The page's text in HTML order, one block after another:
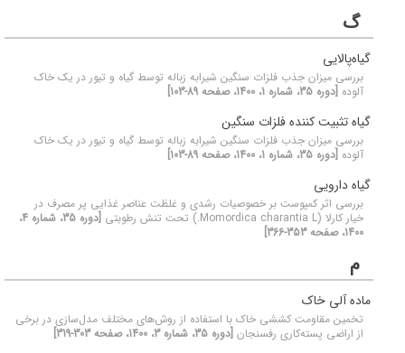
گ
گیاه‌پالایی
بررسی میزان جذب فلزات سنگین شیرابه زباله توسط گیاه و تیور در یک خاک
آلوده [دوره 35، شماره 1، 1400، صفحه 89-103]
گیاه تثبیت کننده فلزات سنگین
بررسی میزان جذب فلزات سنگین شیرابه زباله توسط گیاه و تیور در یک خاک
آلوده [دوره 35، شماره 1، 1400، صفحه 89-103]
گیاه دارویی
بررسی اثر کمپوست بر خصوصیات رشدی و غلظت عناصر غذایی پر مصرف در
خیار کارلا (Momordica charantia L.) تحت تنش رطوبتی
[دوره 35، شماره 4،
1400، صفحه 353-366]
م
ماده آلی خاک
تخمین مقاومت کششی خاک با استفاده از روش‌های مختلف مدل‌سازی در برخی
از اراضی پسته‌کاری رفسنجان [دوره 35، شماره 3، 1400، صفحه 303-319]